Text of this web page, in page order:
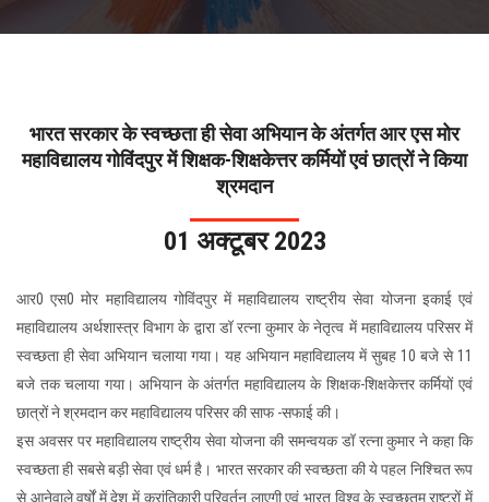
PAYMENT
ACTIVITIES
CONTACT
भारत सरकार के स्वच्छता ही सेवा अभियान के अंतर्गत आर एस मोर
महाविद्यालय गोविंदपुर में शिक्षक-शिक्षकेत्तर कर्मियों एवं छात्रों ने किया
श्रमदान
01 अक्टूबर 2023
आर0 एस0 मोर महाविद्यालय गोविंदपुर में महाविद्यालय राष्ट्रीय सेवा योजना इकाई एवं
महाविद्यालय अर्थशास्त्र विभाग के द्वारा डॉ रत्ना कुमार के नेतृत्व में महाविद्यालय परिसर में
स्वच्छता ही सेवा अभियान चलाया गया। यह अभियान महाविद्यालय में सुबह 10 बजे से 11
बजे तक चलाया गया। अभियान के अंतर्गत महाविद्यालय के शिक्षक-शिक्षकेत्तर कर्मियों एवं
छात्रों ने श्रमदान कर महाविद्यालय परिसर की साफ -सफाई की।
इस अवसर पर महाविद्यालय राष्ट्रीय सेवा योजना की समन्वयक डॉ रत्ना कुमार ने कहा कि
स्वच्छता ही सबसे बड़ी सेवा एवं धर्म है। भारत सरकार की स्वच्छता की ये पहल निश्चित रूप
से आनेवाले वर्षों में देश में क्रांतिकारी परिवर्तन लाएगी एवं भारत विश्व के स्वच्छतम राष्ट्रों में